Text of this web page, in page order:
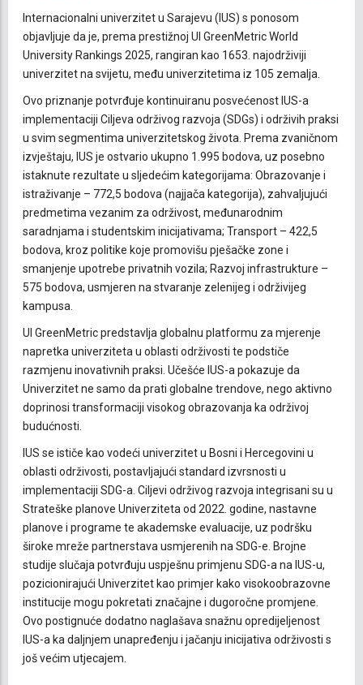
Internacionalni univerzitet u Sarajevu (IUS) s ponosom
objavljuje da je, prema prestižnoj UI GreenMetric World
University Rankings 2025, rangiran kao 1653. najodrživiji
univerzitet na svijetu, među univerzitetima iz 105 zemalja.
Ovo priznanje potvrđuje kontinuiranu posvećenost IUS-a
implementaciji Ciljeva održivog razvoja (SDGs) i održivih praksi
u svim segmentima univerzitetskog života. Prema zvaničnom
izvještaju, IUS je ostvario ukupno 1.995 bodova, uz posebno
istaknute rezultate u sljedećim kategorijama: Obrazovanje i
istraživanje – 772,5 bodova (najjača kategorija), zahvaljujući
predmetima vezanim za održivost, međunarodnim
saradnjama i studentskim inicijativama; Transport – 422,5
bodova, kroz politike koje promovišu pješačke zone i
smanjenje upotrebe privatnih vozila; Razvoj infrastrukture –
575 bodova, usmjeren na stvaranje zelenijeg i održivijeg
kampusa.
UI GreenMetric predstavlja globalnu platformu za mjerenje
napretka univerziteta u oblasti održivosti te podstiče
razmjenu inovativnih praksi. Učešće IUS-a pokazuje da
Univerzitet ne samo da prati globalne trendove, nego aktivno
doprinosi transformaciji visokog obrazovanja ka održivoj
budućnosti.
IUS se ističe kao vodeći univerzitet u Bosni i Hercegovini u
oblasti održivosti, postavljajući standard izvrsnosti u
implementaciji SDG-a. Ciljevi održivog razvoja integrisani su u
Strateške planove Univerziteta od 2022. godine, nastavne
planove i programe te akademske evaluacije, uz podršku
široke mreže partnerstava usmjerenih na SDG-e. Brojne
studije slučaja potvrđuju uspješnu primjenu SDG-a na IUS-u,
pozicionirajući Univerzitet kao primjer kako visokoobrazovne
institucije mogu pokretati značajne i dugoročne promjene.
Ovo postignuće dodatno naglašava snažnu opredijeljenost
IUS-a ka daljnjem unapređenju i jačanju inicijativa održivosti s
još većim utjecajem.